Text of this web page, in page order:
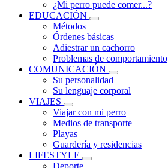
¿Mi perro puede comer...?
EDUCACIÓN
Métodos
Órdenes básicas
Adiestrar un cachorro
Problemas de comportamiento
COMUNICACIÓN
Su personalidad
Su lenguaje corporal
VIAJES
Viajar con mi perro
Medios de transporte
Playas
Guardería y residencias
LIFESTYLE
Deporte